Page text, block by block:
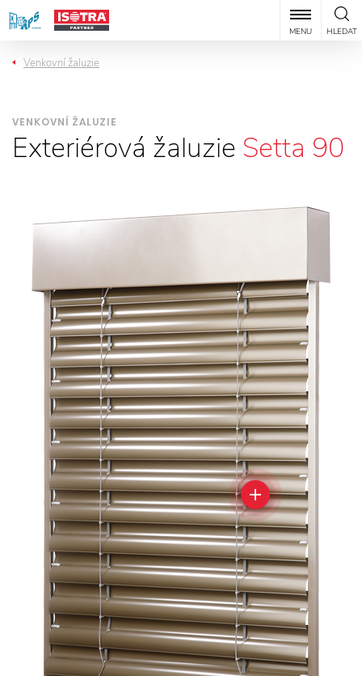
HLEDAT
MENU
Venkovní žaluzie
VENKOVNÍ ŽALUZIE
Exteriérová žaluzie Setta 90